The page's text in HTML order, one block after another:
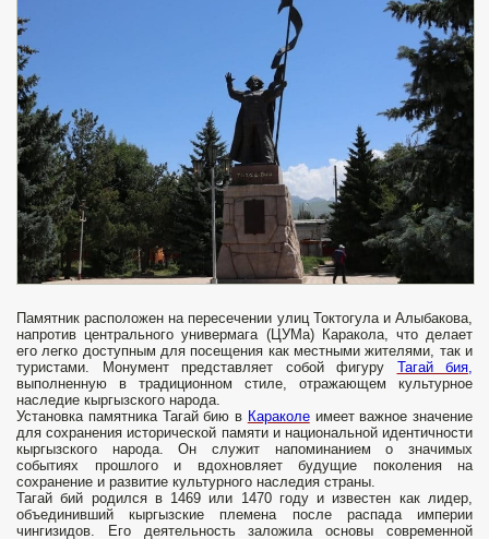
Памятник расположен на пересечении улиц Токтогула и Алыбакова,
напротив центрального универмага (ЦУМа) Каракола, что делает
его легко доступным для посещения как местными жителями, так и
туристами. Монумент представляет собой фигуру Тагай бия,
выполненную в традиционном стиле, отражающем культурное
наследие кыргызского народа.
Установка памятника Тагай бию в Караколеимеет важное значение
для сохранения исторической памяти и национальной идентичности
кыргызского народа. Он служит напоминанием о значимых
событиях прошлого и вдохновляет будущие поколения на
сохранение и развитие культурного наследия страны.
Тагай бий родился в 1469 или 1470 году и известен как лидер,
объединивший кыргызские племена после распада империи
чингизидов. Его деятельность заложила основы современной